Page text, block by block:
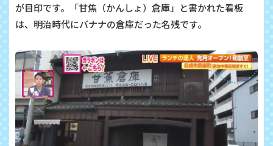
が目印です。「甘焦（かんしょ）倉庫」と書かれた看板
は、明治時代にバナナの倉庫だった名残です。